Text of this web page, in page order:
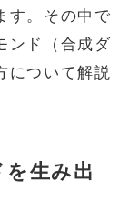
す。その中で
ンド（合成ダ
について解説
生み出